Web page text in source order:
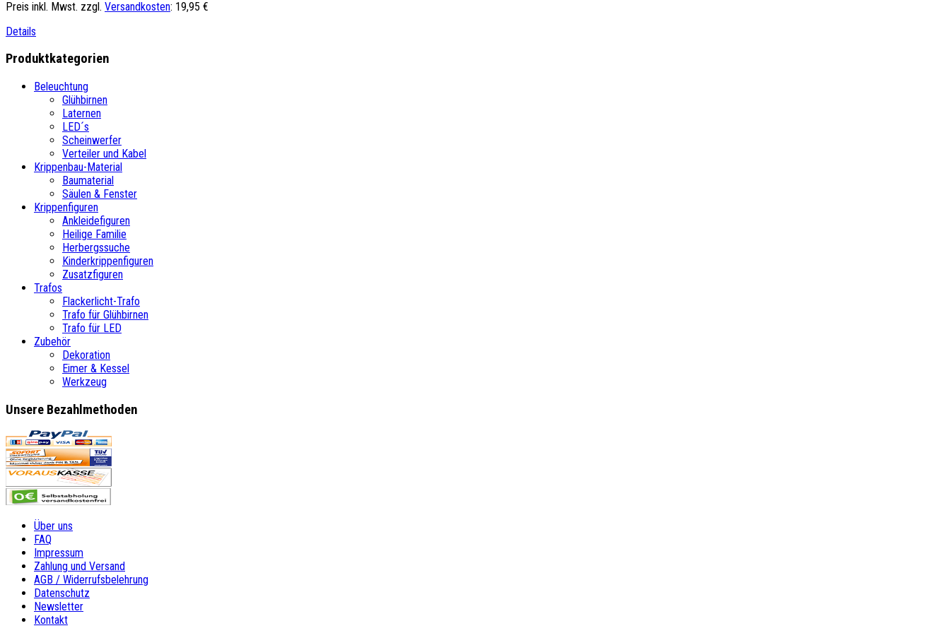
Preis inkl. Mwst. zzgl. Versandkosten: 19,95 €
Details
Produktkategorien
Beleuchtung
Glühbirnen
Laternen
LED´s
Scheinwerfer
Verteiler und Kabel
Krippenbau-Material
Baumaterial
Säulen & Fenster
Krippenfiguren
Ankleidefiguren
Heilige Familie
Herbergssuche
Kinderkrippenfiguren
Zusatzfiguren
Trafos
Flackerlicht-Trafo
Trafo für Glühbirnen
Trafo für LED
Zubehör
Dekoration
Eimer & Kessel
Werkzeug
Unsere Bezahlmethoden
Über uns
FAQ
Impressum
Zahlung und Versand
AGB / Widerrufsbelehrung
Datenschutz
Newsletter
Kontakt